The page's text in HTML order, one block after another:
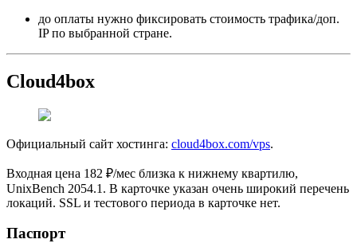
до оплаты нужно фиксировать стоимость трафика/доп.
IP по выбранной стране.
Cloud4box
Официальный сайт хостинга: cloud4box.com/vps.
Входная цена 182 ₽/мес близка к нижнему квартилю,
UnixBench 2054.1. В карточке указан очень широкий перечень
локаций. SSL и тестового периода в карточке нет.
Паспорт